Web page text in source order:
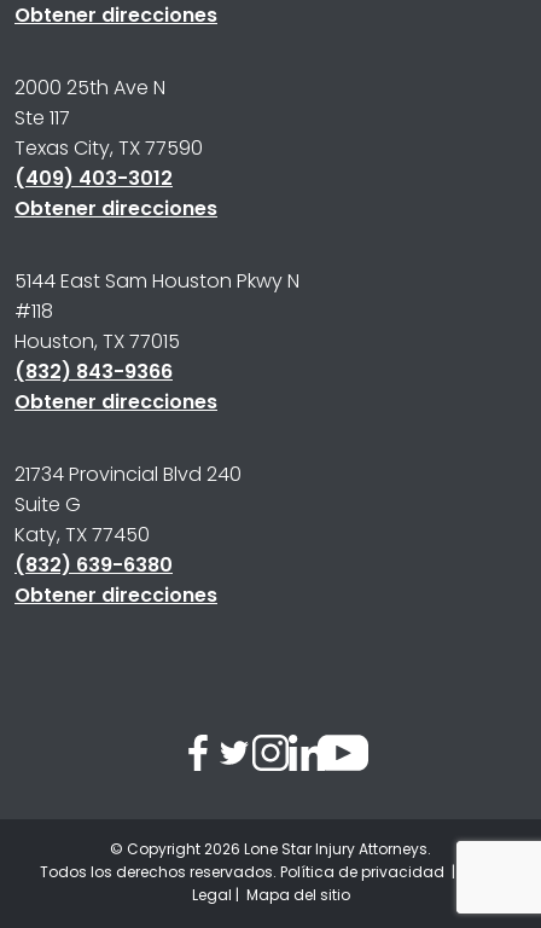
Obtener direcciones
2000 25th Ave N
Ste 117
Texas City, TX 77590
(409) 403-3012
Obtener direcciones
5144 East Sam Houston Pkwy N
#118
Houston, TX 77015
(832) 843-9366
Obtener direcciones
21734 Provincial Blvd 240
Suite G
Katy, TX 77450
(832) 639-6380
Obtener direcciones
© Copyright 2026 Lone Star Injury Attorneys.
Todos los derechos reservados. Política de privacidad |
Legal | Mapa del sitio